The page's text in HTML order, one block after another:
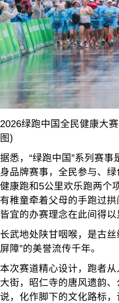
2026绿跑中国全民健康大
图)
据悉，“绿跑中国”系列赛
身品牌赛事，全民参与、
健康跑和5公里欢乐跑两个
有稚童牵着父母的手跑过
皆宜的办赛理念在此间得以
长武地处陕甘咽喉，是古
屏障”的美誉流传千年。
本次赛道精心设计，跑者
大街，昭仁寺的唐风遗韵
说，化作脚下的文化路标